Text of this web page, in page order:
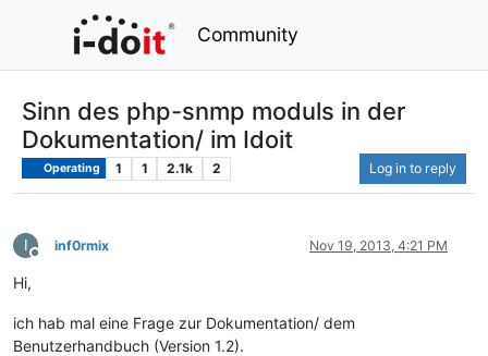
Community
Sinn des php-snmp moduls in der
Dokumentation/ im Idoit
Operating 1 1 2.1k 2 Log in to reply
I
Offline
inf0rmix Nov 19, 2013, 4:21 PM
Hi,
ich hab mal eine Frage zur Dokumentation/ dem
Benutzerhandbuch (Version 1.2).